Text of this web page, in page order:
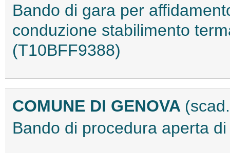
Bando di gara per
conduzione stabilimento
(T10BFF9388)
COMUNE DI GENOVA
Bando di procedura aperta